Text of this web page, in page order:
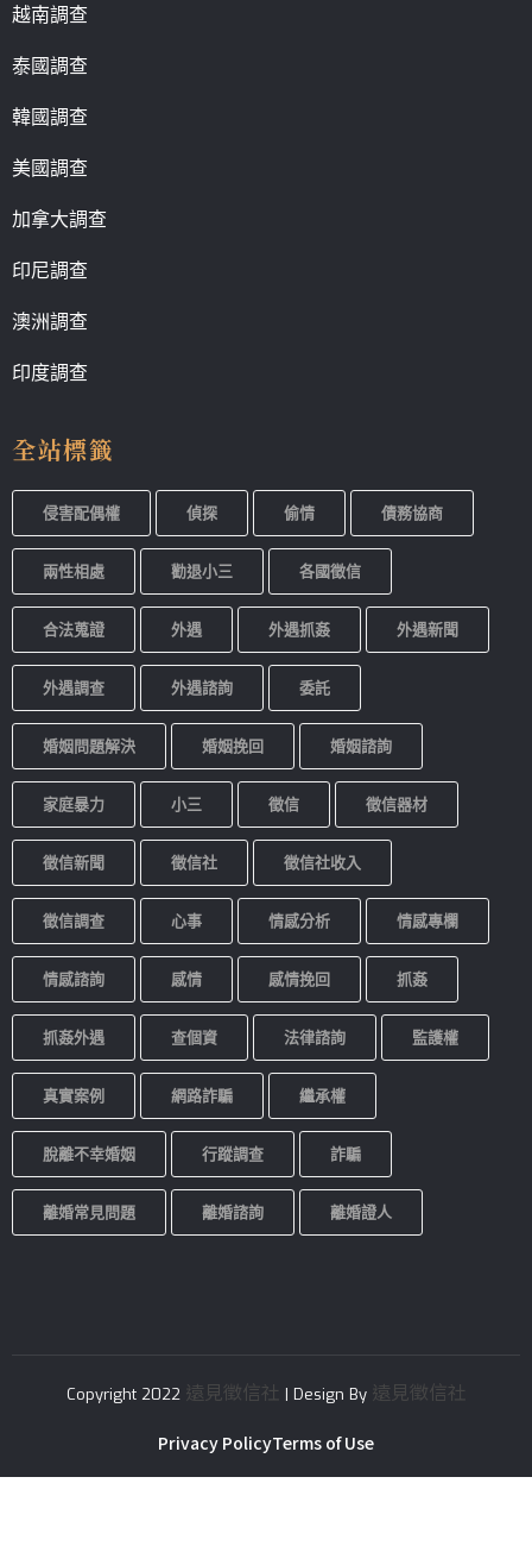
越南調查
泰國調查
韓國調查
美國調查
加拿大調查
印尼調查
澳洲調查
印度調查
全站標籤
侵害配偶權 偵探 偷情 債務協商
兩性相處 勸退小三 各國徵信
合法蒐證 外遇 外遇抓姦 外遇新聞
外遇調查 外遇諮詢 委託
婚姻問題解決 婚姻挽回 婚姻諮詢
家庭暴力 小三 徵信 徵信器材
徵信新聞 徵信社 徵信社收入
徵信調查 心事 情感分析 情感專欄
情感諮詢 感情 感情挽回 抓姦
抓姦外遇 查個資 法律諮詢 監護權
真實案例 網路詐騙 繼承權
脫離不幸婚姻 行蹤調查 詐騙
離婚常見問題 離婚諮詢 離婚證人
Copyright 2022 遠見徵信社 | Design By 遠見徵信社
Privacy PolicyTerms of Use